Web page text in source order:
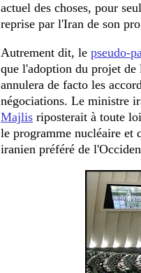
actuel des choses, pour
reprise par l'Iran de son
Autrement dit, le pseudo-
que l'adoption du projet de
annulera de facto les
négociations. Le ministre
Majlis riposterait à toute
le programme nucléaire et
iranien préféré de